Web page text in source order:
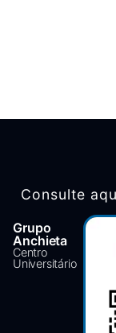
Grupo
Anchieta
Centro
Universitário
Consulte